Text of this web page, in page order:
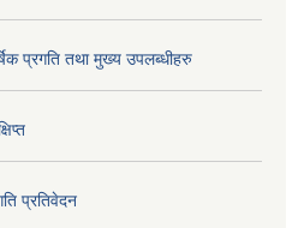
प्रगति तथा मुख्य उपलब्धीहरु
प्रतिवेदन